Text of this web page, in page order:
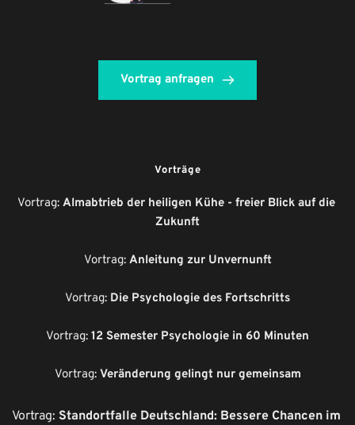
Vortrag anfragen
Vorträge
Vortrag: Almabtrieb der heiligen Kühe - freier Blick auf die
Zukunft
Vortrag: Anleitung zur Unvernunft
Vortrag: Die Psychologie des Fortschritts
Vortrag: 12 Semester Psychologie in 60 Minuten
Vortrag: Veränderung gelingt nur gemeinsam
Vortrag: Standortfalle Deutschland: Bessere Chancen im